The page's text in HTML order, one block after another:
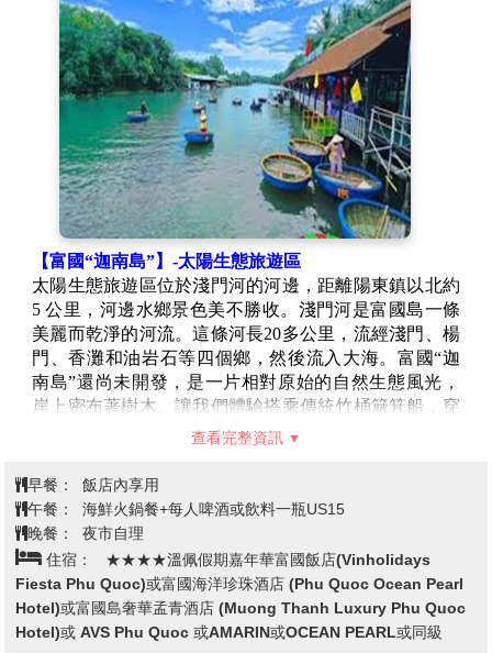
世界。
★巨型海龜水族館(Giant Turtle Aquarium)—
外型非常的吸睛，是許多遊客來必打卡拍照的地方。水
族館裡面分為海龜主題展區、大型海洋生物區、互動體
驗區，及教育與娛樂等，是一個非常知性及可看性的水
【富國島大世界~愛情湖威尼斯水舞聲光秀】
富國島最具浪漫與震撼視覺效果的景點之一，結合了水
舞、燈光、音樂與夢幻般的表演，帶給遊客一場美輪美
奐的視聽盛宴。這個位於富國島大世界度假村的湖畔，
是探索浪漫、魔幻世界的最佳場所，為你的旅行增添不
少神秘與魅力。
(如因天氣或其他因素，演出時間可能會有所變動或取
消，具體安排請以現場公告為準，敬請諒解。)
建議自費項目:
●越南精粹～大型史詩實景劇場(20:15 – 21:00/自費參觀~
不含門票-約355000VND)
3D投影技術，將越南4000多年的風俗習慣和傳統文化生
活和朝代演變的痕跡完整地傳達給了觀眾，令人有種
『穿越時空』的錯覺，貼近越南古人的生活，以最自
然、最親切的方式感受越南文化的精髓。
(自費價格若有變動，請依現場價格為準)
● 威尼斯的顏色 Colors of Venice(22:00-22:30 湖上歌劇表
演~自由參觀)
一場婀娜多姿的水上之舞，一場五光十色的燈光交融。
通過 3D 映射技術、LED 燈光、水上音樂、華麗誘人的
【富國“迦南島”】-太陽生態旅遊區
太陽生態旅遊區位於淺門河的河邊，距離陽東鎮以北約
5 公里，河邊水鄉景色美不勝收。淺門河是富國島一條
美麗而乾淨的河流。這條河長20多公里，流經淺門、楊
門、香灘和油岩石等四個鄉，然後流入大海。富國“迦
南島”還尚未開發，是一片相對原始的自然生態風光，
岸上密布著樹木、讓我們體驗搭乘傳統竹桶簸箕船，穿
越原始自然生態風光及體驗樂釣螃蟹。
作物之一，也是越南出口胡椒的主要產地，供應全球大
量的胡椒需求，只要踏進胡椒園，就能親身體驗到胡椒
辛辣的香氣，收割期為每年2到7月，每年產量約400
噸。胡椒園內高約2公尺胡椒樹整齊排列，加上成串結
果綠色胡椒，會讓人誤以為到了萄葡園。胡椒樹種植3
年後才結果，之後可連續採收10年。摘下成熟綠色果實
曝曬10天後，就成了黑色胡椒粒，另有紅色胡椒果，摘
查看完整資訊
早餐：
飯店內享用
午餐：
海鮮火鍋餐+每人啤酒或飲料一瓶US15
晚餐：
夜市自理
住宿：
★★★★溫佩假期嘉年華富國飯店(Vinholidays
Fiesta Phu Quoc)或富國海洋珍珠酒店 (Phu Quoc Ocean Pearl
Hotel)或富國島奢華孟青酒店 (Muong Thanh Luxury Phu Quoc
Hotel)或 AVS Phu Quoc 或AMARIN或OCEAN PEARL或同級